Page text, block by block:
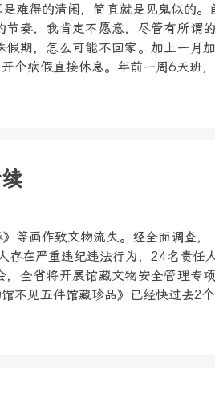
难得的清闲，简直就是见鬼似的。
奏，我肯定不愿意，尽管有所谓
期，怎么可能不回家。加上一月
个病假直接休息。年前一周6天班
等画作致文物流失。经全面调查
存在严重违纪违法行为，24名责任
全省将开展馆藏文物安全管理专
不见五件馆藏珍品》已经快过去2